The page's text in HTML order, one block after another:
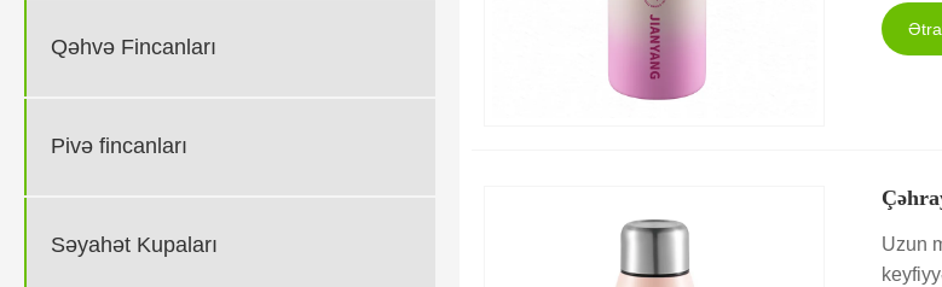
Qəhvə Fincanları
Pivə fincanları
Səyahət Kupaları
Uzun